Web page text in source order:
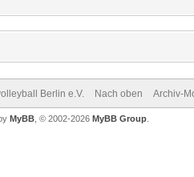
Berlin e.V. Nach oben Archiv-
MyBB, © 2002-2026 MyBB Group.